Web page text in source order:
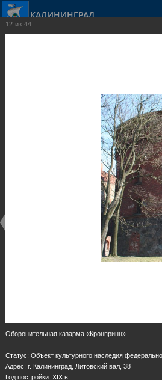
КАЛИНИНГРАД
Оборонительные сооружения и
12 из 44
Оборонительная казарма «Кронпринц»
Статус: Объект культурного наследия
Адрес: г. Калининград, Литовский вал, 38
Год постройки: XIX в.